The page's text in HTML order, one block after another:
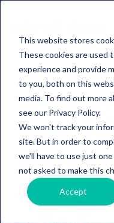
This website stores
These cookies are used
experience and provide
to you, both on this
media. To find out more
see our Privacy Policy.
We won't track your
site. But in order to
we'll have to use just
not asked to make this
Accept